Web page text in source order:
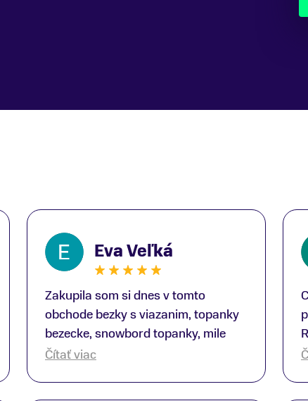
Eva Veľká
Zakupila som si dnes v tomto
obchode bezky s viazanim, topanky
bezecke, snowbord topanky, mile
prekvapenie ako Peter, ktory nas
Čítať viac